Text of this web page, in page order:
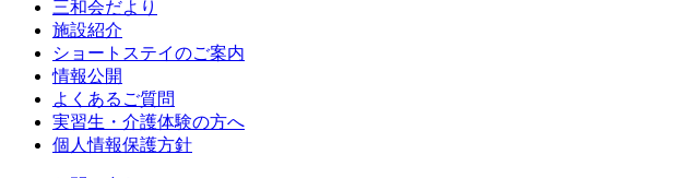
三和会だより
施設紹介
ショートステイのご案内
情報公開
よくあるご質問
実習生・介護体験の方へ
個人情報保護方針